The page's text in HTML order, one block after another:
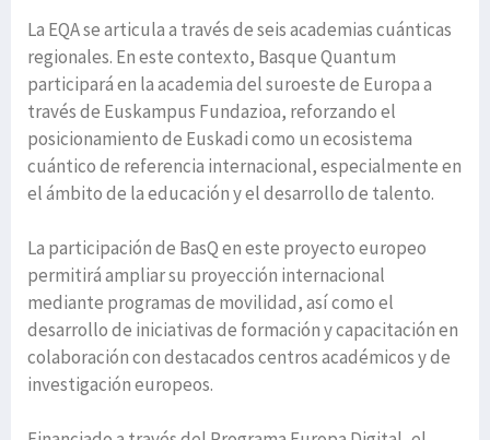
La EQA se articula a través de seis academias cuánticas
regionales. En este contexto, Basque Quantum
participará en la academia del suroeste de Europa a
través de Euskampus Fundazioa, reforzando el
posicionamiento de Euskadi como un ecosistema
cuántico de referencia internacional, especialmente en
el ámbito de la educación y el desarrollo de talento.
La participación de BasQ en este proyecto europeo
permitirá ampliar su proyección internacional
mediante programas de movilidad, así como el
desarrollo de iniciativas de formación y capacitación en
colaboración con destacados centros académicos y de
investigación europeos.